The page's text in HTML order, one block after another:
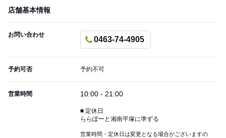
店舗基本情報
お問い合わせ
0463-74-4905
予約可否 予約不可
営業時間 10:00 - 21:00
■ 定休日
ららぽーと湘南平塚に準ずる
営業時間・定休日は変更となる場合がございますの